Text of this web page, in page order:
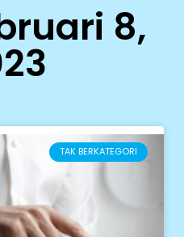
8,
TAK BERKATEGORI